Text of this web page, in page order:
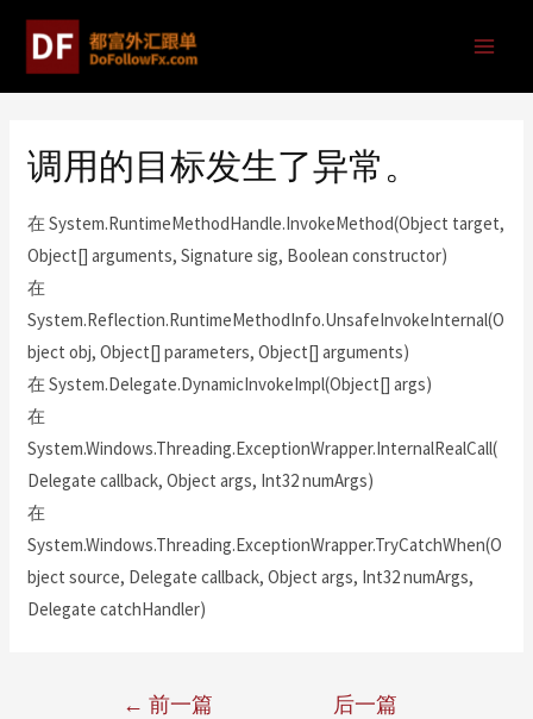
调用的目标发生了异常。
在 System.RuntimeMethodHandle.InvokeMethod(Object target,
Object[] arguments, Signature sig, Boolean constructor)
在
System.Reflection.RuntimeMethodInfo.UnsafeInvokeInternal(O
bject obj, Object[] parameters, Object[] arguments)
在 System.Delegate.DynamicInvokeImpl(Object[] args)
在
System.Windows.Threading.ExceptionWrapper.InternalRealCall(
Delegate callback, Object args, Int32 numArgs)
在
System.Windows.Threading.ExceptionWrapper.TryCatchWhen(O
bject source, Delegate callback, Object args, Int32 numArgs,
Delegate catchHandler)
← 前一篇
后一篇